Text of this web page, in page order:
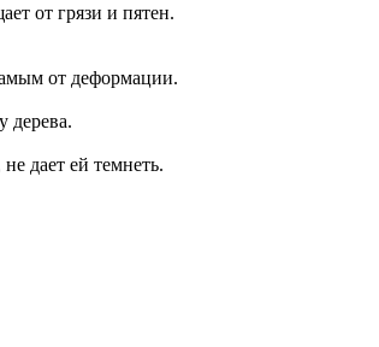
от грязи и пятен.
от деформации.
дерева.
дает ей темнеть.